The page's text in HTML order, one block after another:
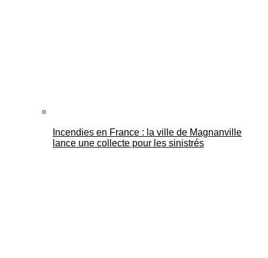
Incendies en France : la ville de Magnanville
lance une collecte pour les sinistrés